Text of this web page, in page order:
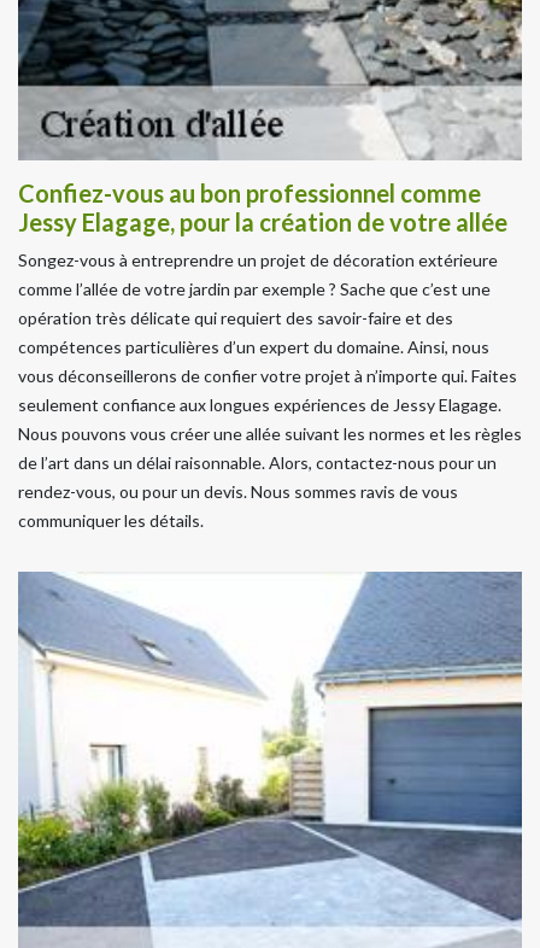
Confiez-vous au bon professionnel comme
Jessy Elagage, pour la création de votre allée
Songez-vous à entreprendre un projet de décoration extérieure
comme l’allée de votre jardin par exemple ? Sache que c’est une
opération très délicate qui requiert des savoir-faire et des
compétences particulières d’un expert du domaine. Ainsi, nous
vous déconseillerons de confier votre projet à n’importe qui. Faites
seulement confiance aux longues expériences de Jessy Elagage.
Nous pouvons vous créer une allée suivant les normes et les règles
de l’art dans un délai raisonnable. Alors, contactez-nous pour un
rendez-vous, ou pour un devis. Nous sommes ravis de vous
communiquer les détails.